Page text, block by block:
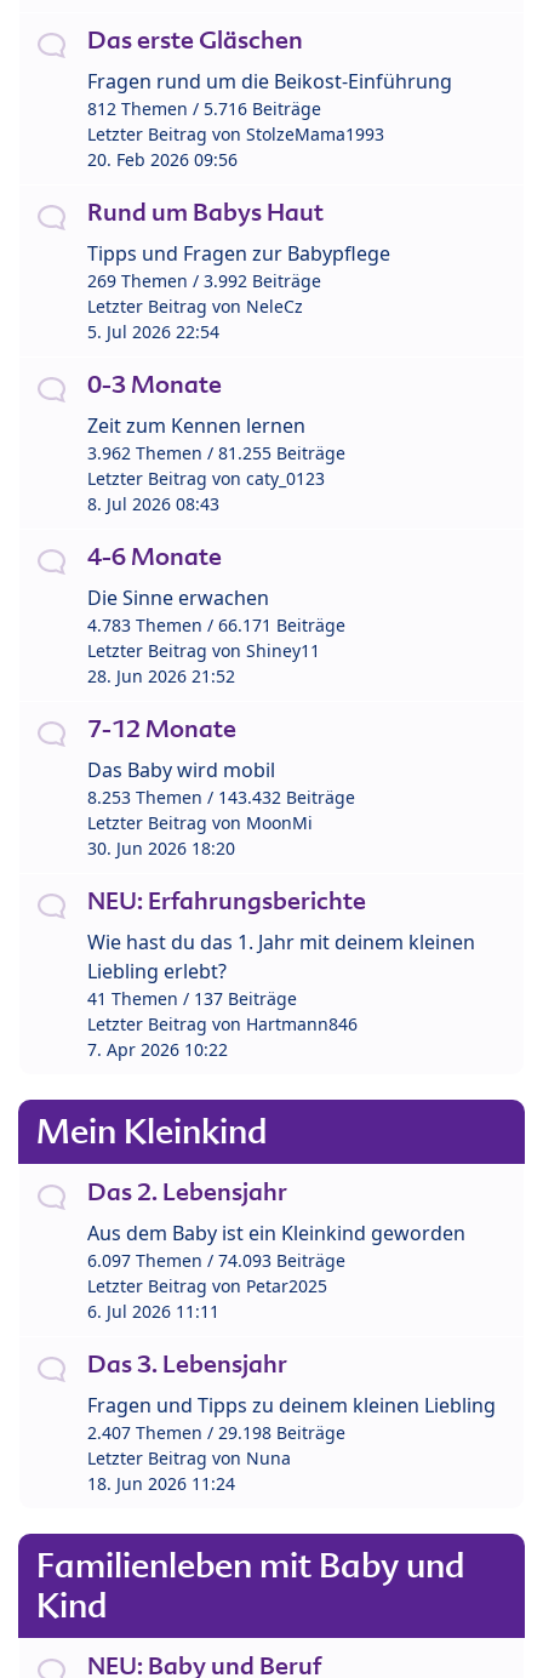
Das erste Gläschen
Fragen rund um die Beikost-Einführung
812 Themen / 5.716 Beiträge
Letzter Beitrag von StolzeMama1993
20. Feb 2026 09:56
Rund um Babys Haut
Tipps und Fragen zur Babypflege
269 Themen / 3.992 Beiträge
Letzter Beitrag von NeleCz
5. Jul 2026 22:54
0-3 Monate
Zeit zum Kennen lernen
3.962 Themen / 81.255 Beiträge
Letzter Beitrag von caty_0123
8. Jul 2026 08:43
4-6 Monate
Die Sinne erwachen
4.783 Themen / 66.171 Beiträge
Letzter Beitrag von Shiney11
28. Jun 2026 21:52
7-12 Monate
Das Baby wird mobil
8.253 Themen / 143.432 Beiträge
Letzter Beitrag von MoonMi
30. Jun 2026 18:20
NEU: Erfahrungsberichte
Wie hast du das 1. Jahr mit deinem kleinen
Liebling erlebt?
41 Themen / 137 Beiträge
Letzter Beitrag von Hartmann846
7. Apr 2026 10:22
Mein Kleinkind
Das 2. Lebensjahr
Aus dem Baby ist ein Kleinkind geworden
6.097 Themen / 74.093 Beiträge
Letzter Beitrag von Petar2025
6. Jul 2026 11:11
Das 3. Lebensjahr
Fragen und Tipps zu deinem kleinen Liebling
2.407 Themen / 29.198 Beiträge
Letzter Beitrag von Nuna
18. Jun 2026 11:24
Familienleben mit Baby und
Kind
NEU: Baby und Beruf